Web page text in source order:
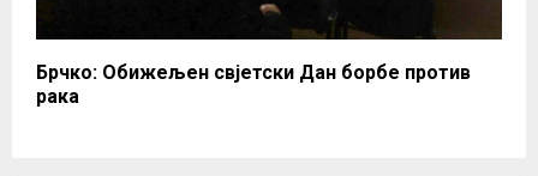
Брчко: Обижељен свјетски Дан борбе против
рака